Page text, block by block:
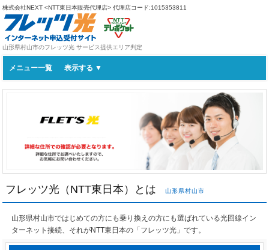
株式会社NEXT <NTT東日本販売代理店> 代理店コード:1015353811
山形県村山市のフレッツ光 サービス提供エリア判定
メニュー一覧
フレッツ光（NTT東日本）とは 山形県村山市
山形県村山市ではじめての方にも乗り換えの方にも選ばれている光回線イン
ターネット接続、それがNTT東日本の「フレッツ光」です。